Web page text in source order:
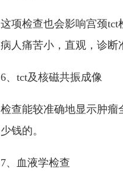
这项检查也会影响宫颈
病人痛苦小，直观，诊断
6、tct及核磁共振成像
检查能较准确地显示肿瘤
少钱的。
7、血液学检查